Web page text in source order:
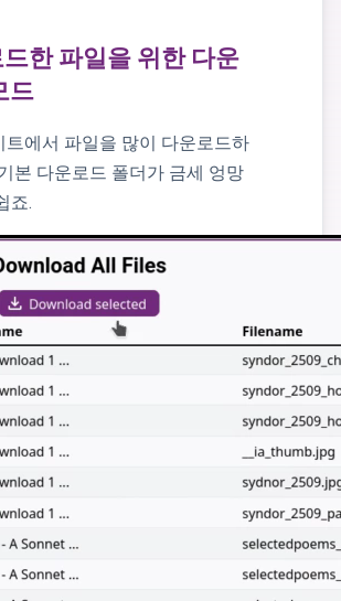
한 파일을 위한 다운
드
트에서 파일을 많이 다운로드하
본 다운로드 폴더가 금세 엉망
죠.